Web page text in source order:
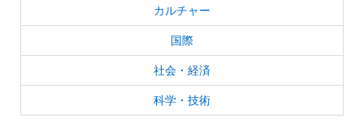
カルチャー
国際
社会・経済
科学・技術